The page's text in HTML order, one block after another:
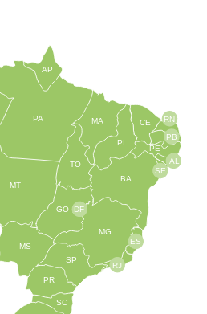
TO
BA
SE
PE
AL
RN
CE
PI
MA
AP
PA
MT
MS
GO
PR
SC
SP
MG
RJ
ES
DF
PB